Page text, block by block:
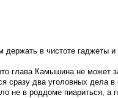
держать в чистоте гаджеты
глава Камышина не может
сразу два уголовных дела
не в роддоме пиариться, а